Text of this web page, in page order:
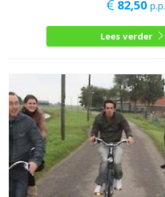
82,50 p.p.
Lees verder